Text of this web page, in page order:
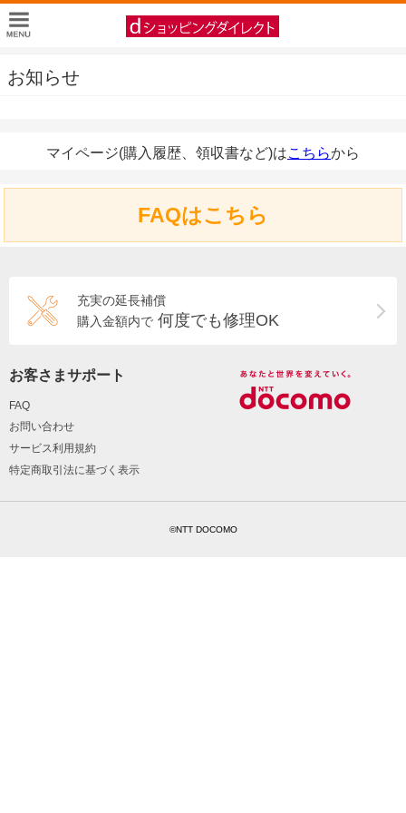
お知らせ
マイページ(購入履歴、領収書など)はこちらから
FAQはこちら
充実の延長補償
購入金額内で 何度でも修理OK
お客さまサポート
FAQ
お問い合わせ
サービス利用規約
特定商取引法に基づく表示
©NTT DOCOMO